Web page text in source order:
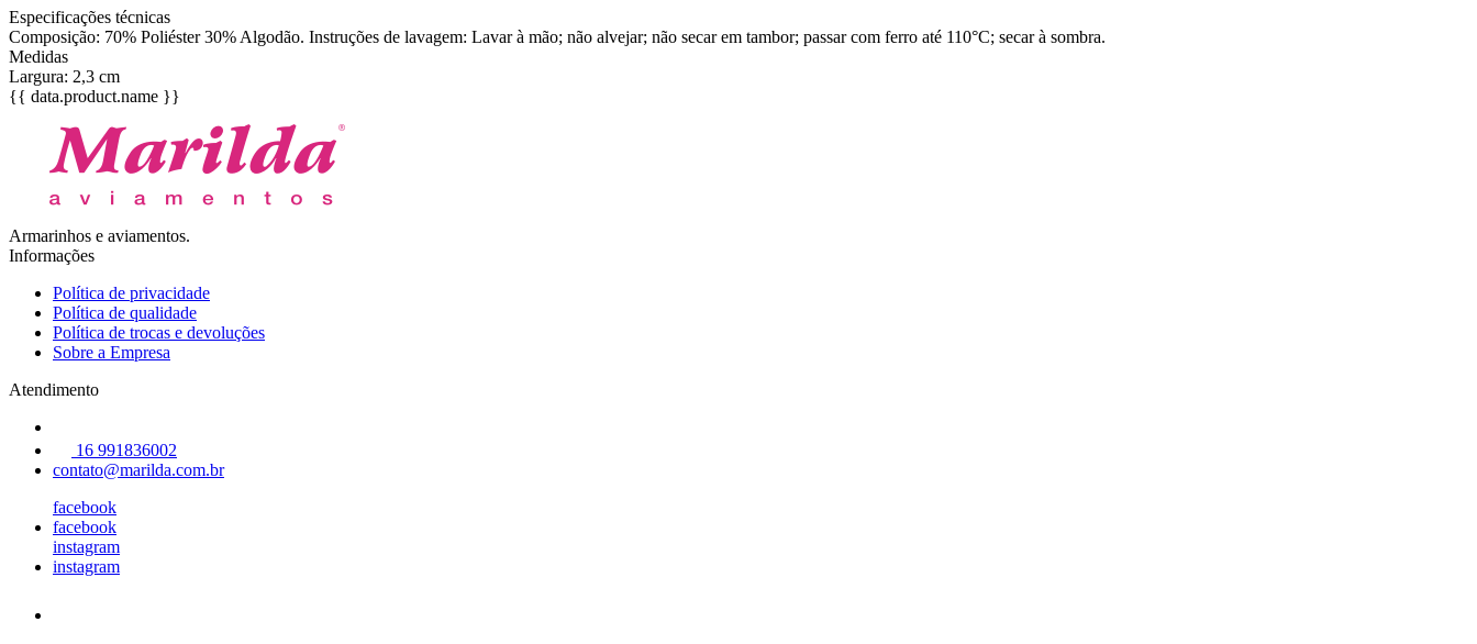
Especificações técnicas
Composição: 70% Poliéster 30% Algodão. Instruções de lavagem: Lavar à mão; não alvejar; não secar em tambor; passar com ferro até 110°C; secar à sombra.
Medidas
Largura: 2,3 cm
{{ data.product.name }}
Armarinhos e aviamentos.
Informações
Política de privacidade
Política de qualidade
Política de trocas e devoluções
Sobre a Empresa
Atendimento
16 991836002
contato@marilda.com.br
facebook
facebook
instagram
instagram